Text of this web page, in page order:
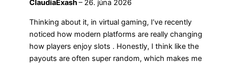
ClaudiaExash– 26. júna 2026
Thinking about it, in virtual gaming, I’ve recently
noticed how modern platforms are really changing
how players enjoy slots . Honestly, I think like the
payouts are often super random, which makes me